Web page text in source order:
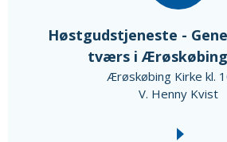
Høstgudstjeneste -
tværs i
Ærøskøbing Kirke kl.
V. Henny Kvist